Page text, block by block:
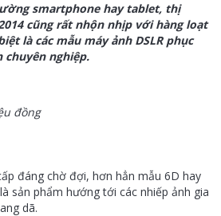
smartphone hay tablet, thị
cũng rất nhộn nhịp với hàng loạt
là các mẫu máy ảnh DSLR phục
nghiệp.
đồng
đáng chờ đợi, hơn hẳn mẫu 6D hay
sản phẩm hướng tới các nhiếp ảnh gia
dã.